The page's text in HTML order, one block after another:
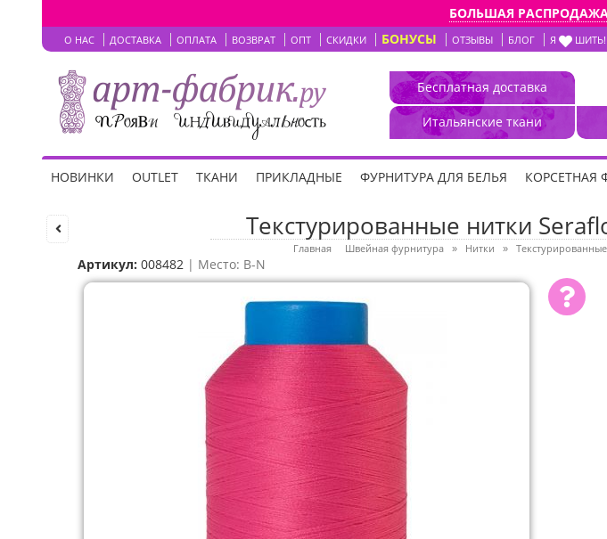
БОЛЬШАЯ РАСПРОДАЖА
О НАС ДОСТАВКА ОПЛАТА ВОЗВРАТ ОПТ СКИДКИ БОНУСЫ ОТЗЫВЫ БЛОГ Я ШИТЬ!
Бесплатная доставка
Итальянские ткани
НОВИНКИ OUTLET ТКАНИ ПРИКЛАДНЫЕ ФУРНИТУРА ДЛЯ БЕЛЬЯ КОРСЕТНАЯ
Текстурированные нитки
Главная Швейная фурнитура » Нитки » Текстурированные
Артикул: 008482 | Место: B-N